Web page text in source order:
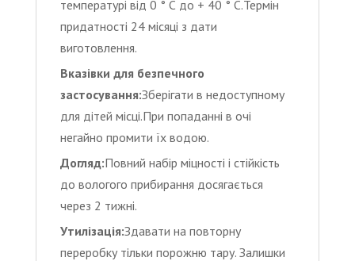
температурі від 0 ° С до + 40 ° С.Термін
придатності 24 місяці з дати
виготовлення.
Вказівки для безпечного
застосування:Зберігати в недоступному
для дітей місці.При попаданні в очі
негайно промити їх водою.
Догляд:Повний набір міцності і стійкість
до вологого прибирання досягається
через 2 тижні.
Утилізація:Здавати на повторну
переробку тільки порожню тару. Залишки